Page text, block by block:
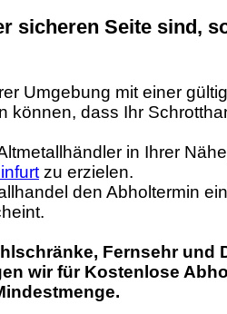
sicheren Seite sind,
Umgebung mit einer
können, dass Ihr
in Ihrer
zu erzielen.
den Abholtermin
Fernsehr und
wir für Kostenlose
.